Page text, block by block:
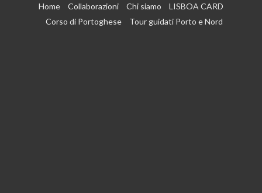
Home Collaborazioni Chi siamo
LISBOA CARD
Corso di Portoghese
Tour guidati Porto e Nord